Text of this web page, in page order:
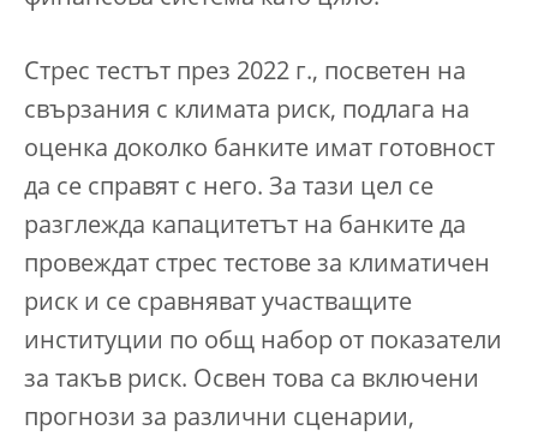
Стрес тестът през 2022 г., посветен на
свързания с климата риск, подлага на
оценка доколко банките имат готовност
да се справят с него. За тази цел се
разглежда капацитетът на банките да
провеждат стрес тестове за климатичен
риск и се сравняват участващите
институции по общ набор от показатели
за такъв риск. Освен това са включени
прогнози за различни сценарии,